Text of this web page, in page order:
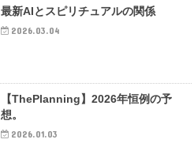
最新AIとスピリチュアルの関係
2026.03.04
【ThePlanning】2026年恒例の予
想。
2026.01.03